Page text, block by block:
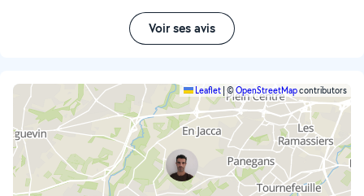
Voir ses avis
Leaflet ©OpenStreetMapcontributors